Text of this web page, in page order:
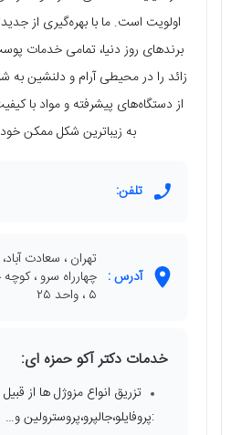
اولویت است. ما با بهره‌گیری از
برندهای روز دنیا، تمامی خدمات
زائد را در محیطی آرام و دلنشین به
از دستگاه‌های پیشرفته و مواد با
به زیباترین شکل ممکن
تلفن:
آدرس :
تهران ، سعادت آباد،
٥ ، واحد ٢٥
خدمات دکتر آکو حمزه ای:
تزريق انواع مزوژل ها از قبيل
:پروفايلو،جالپرو،پروسترولين و…